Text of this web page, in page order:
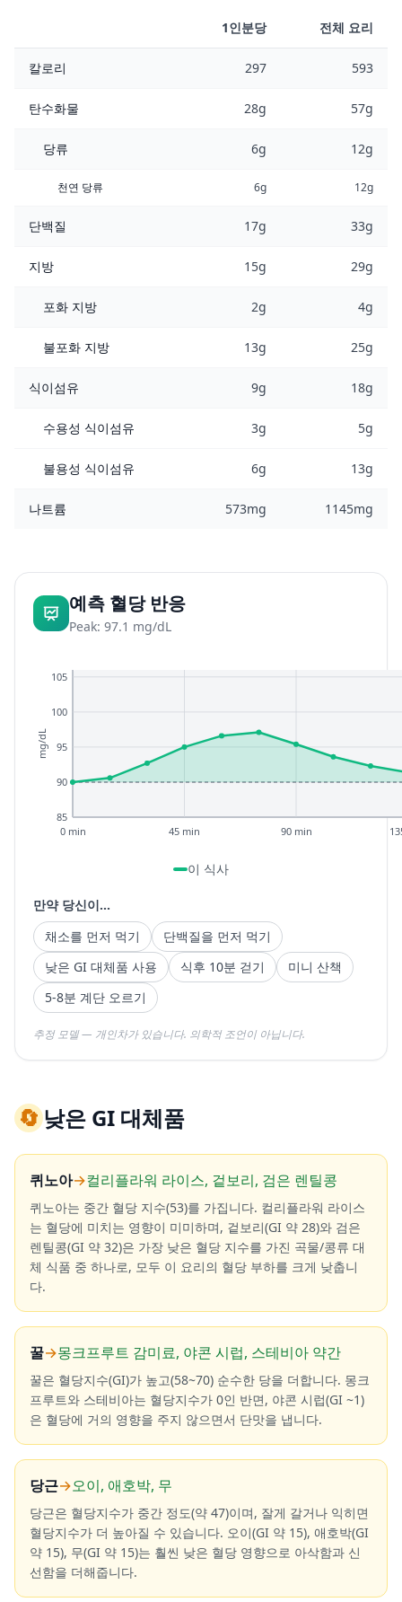
1인분당 전체 요리
칼로리 297 593
탄수화물 28g 57g
당류 6g 12g
천연 당류 6g 12g
단백질 17g 33g
지방 15g 29g
포화 지방 2g 4g
불포화 지방 13g 25g
식이섬유 9g 18g
수용성 식이섬유 3g 5g
불용성 식이섬유 6g 13g
나트륨 573mg 1145mg
예측 혈당 반응
Peak: 97.1 mg/dL
85
90
95
100
105
0 min 45 min 90 min
mg/dL
이 식사
만약 당신이...
채소를 먼저 먹기
단백질을 먼저 먹기
낮은 GI 대체품 사용
식후 10분 걷기
미니 산책
5-8분 계단 오르기
추정 모델 — 개인차가 있습니다. 의학적 조언이 아닙니다.
🔄낮은 GI 대체품
퀴노아→컬리플라워 라이스, 겉보리, 검은 렌틸콩
퀴노아는 중간 혈당 지수(53)를 가집니다. 컬리플라워 라이스
는 혈당에 미치는 영향이 미미하며, 겉보리(GI 약 28)와 검은
렌틸콩(GI 약 32)은 가장 낮은 혈당 지수를 가진 곡물/콩류 대
체 식품 중 하나로, 모두 이 요리의 혈당 부하를 크게 낮춥니
다.
꿀→몽크프루트 감미료, 야콘 시럽, 스테비아 약간
꿀은 혈당지수(GI)가 높고(58~70) 순수한 당을 더합니다. 몽크
프루트와 스테비아는 혈당지수가 0인 반면, 야콘 시럽(GI ~1)
은 혈당에 거의 영향을 주지 않으면서 단맛을 냅니다.
당근→오이, 애호박, 무
당근은 혈당지수가 중간 정도(약 47)이며, 잘게 갈거나 익히면
혈당지수가 더 높아질 수 있습니다. 오이(GI 약 15), 애호박(GI
약 15), 무(GI 약 15)는 훨씬 낮은 혈당 영향으로 아삭함과 신
선함을 더해줍니다.